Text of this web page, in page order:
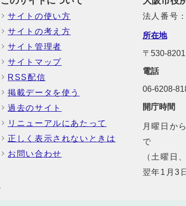
サイトの使い方
サイトの考え方
サイト管理者
サイトマップ
RSS配信
掲載データを使う
過去のサイト
リニューアルにあたって
正しく表示されないときは
お問い合わせ
法人番号
所在地
〒530-
電話
06-6208-
開庁時間
月曜日か
で
（土曜日
翌年1月3